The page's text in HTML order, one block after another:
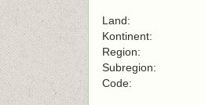
Land:
Kontinent:
Region:
Subregion:
Code: